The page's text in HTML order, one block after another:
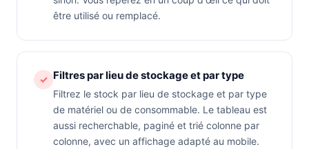
être utilisé ou remplacé.
✓ Filtres par lieu de stockage et par type
Filtrez le stock par lieu de stockage et par type
de matériel ou de consommable. Le tableau est
aussi recherchable, paginé et trié colonne par
colonne, avec un affichage adapté au mobile.